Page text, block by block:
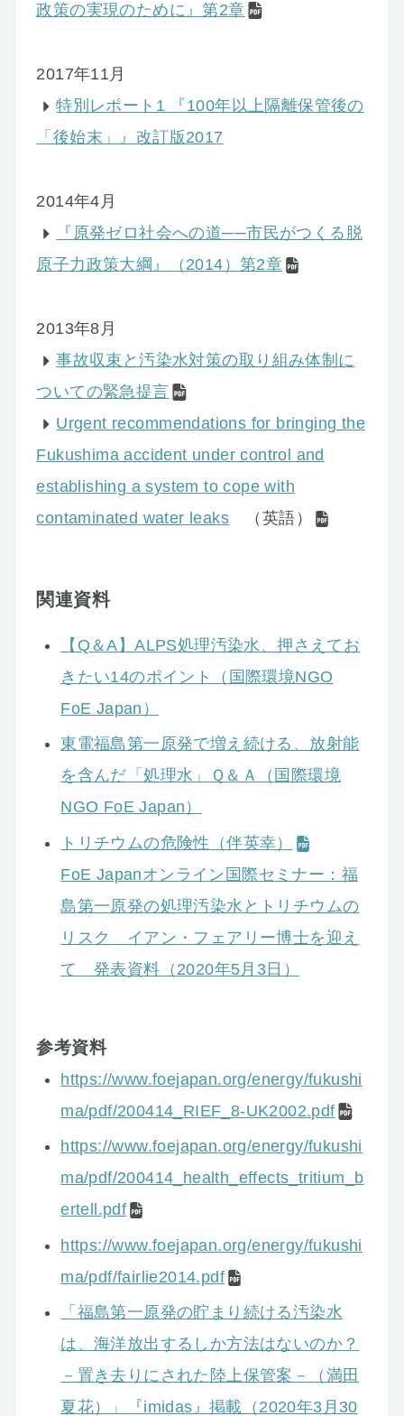
政策の実現のために』第2章
2017年11月
特別レポート1 『100年以上隔離保管後の
「後始末」』改訂版2017
2014年4月
『原発ゼロ社会への道──市民がつくる脱
原子力政策大綱』（2014）第2章
2013年8月
事故収束と汚染水対策の取り組み体制に
ついての緊急提言
Urgent recommendations for bringing the
Fukushima accident under control and
establishing a system to cope with
contaminated water leaks（英語）
関連資料
【Q＆A】ALPS処理汚染水、押さえてお
きたい14のポイント（国際環境NGO
FoE Japan）
東電福島第一原発で増え続ける、放射能
を含んだ「処理水」Ｑ＆Ａ（国際環境
NGO FoE Japan）
トリチウムの危険性（伴英幸）
FoE Japanオンライン国際セミナー：福
島第一原発の処理汚染水とトリチウムの
リスク イアン・フェアリー博士を迎え
て 発表資料（2020年5月3日）
参考資料
https://www.foejapan.org/energy/fukushi
ma/pdf/200414_RIEF_8-UK2002.pdf
https://www.foejapan.org/energy/fukushi
ma/pdf/200414_health_ effects_tritium_b
ertell.pdf
https://www.foejapan.org/energy/fukushi
ma/pdf/fairlie2014.pdf
「福島第一原発の貯まり続ける汚染水
は、海洋放出するしか方法はないのか？
－置き去りにされた陸上保管案－（満田
夏花）」『imidas』掲載（2020年3月30